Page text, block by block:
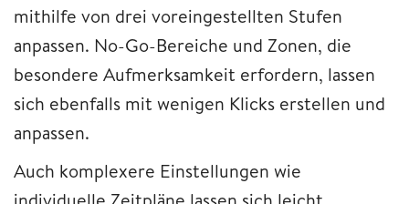
mithilfe von drei voreingestellten Stufen
anpassen. No-Go-Bereiche und Zonen, die
besondere Aufmerksamkeit erfordern, lassen
sich ebenfalls mit wenigen Klicks erstellen und
anpassen.
Auch komplexere Einstellungen wie